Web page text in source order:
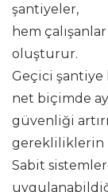
şantiyeler,
hem
oluşturur.
Geçici şantiye
net biçimde
güvenliği
gerekliliklerin
Sabit